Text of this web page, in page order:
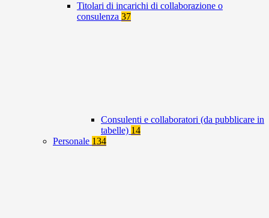
Titolari di incarichi di collaborazione o
consulenza 37
Consulenti e collaboratori (da pubblicare in
tabelle) 14
Personale 134